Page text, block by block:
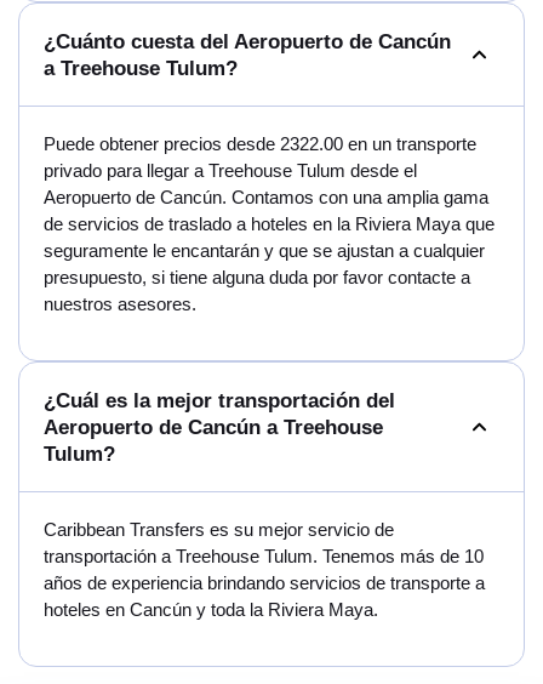
¿Cuánto cuesta del Aeropuerto de Cancún
a Treehouse Tulum?
Puede obtener precios desde 2322.00 en un transporte
privado para llegar a Treehouse Tulum desde el
Aeropuerto de Cancún. Contamos con una amplia gama
de servicios de traslado a hoteles en la Riviera Maya que
seguramente le encantarán y que se ajustan a cualquier
presupuesto, si tiene alguna duda por favor contacte a
nuestros asesores.
¿Cuál es la mejor transportación del
Aeropuerto de Cancún a Treehouse
Tulum?
Caribbean Transfers es su mejor servicio de
transportación a Treehouse Tulum. Tenemos más de 10
años de experiencia brindando servicios de transporte a
hoteles en Cancún y toda la Riviera Maya.